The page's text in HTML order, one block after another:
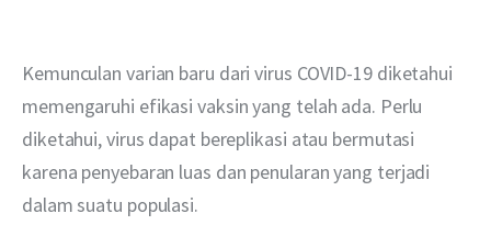
Layanan
Kemunculan varian baru dari virus COVID-19 diketahui
memengaruhi efikasi vaksin yang telah ada. Perlu
diketahui, virus dapat bereplikasi atau bermutasi
karena penyebaran luas dan penularan yang terjadi
dalam suatu populasi.